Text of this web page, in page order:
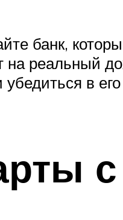
банк,
на реальный
в
с